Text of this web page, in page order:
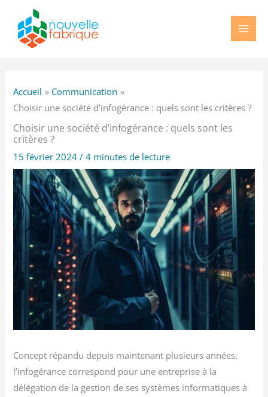
contenu
Accueil
Communication
Choisir une société d’infogérance : quels sont les critères ?
Choisir une société d’infogérance : quels sont les
critères ?
15 février 2024/4 minutes de lecture
Concept répandu depuis maintenant plusieurs années,
l’infogérance correspond pour une entreprise à la
délégation de la gestion de ses systèmes informatiques à